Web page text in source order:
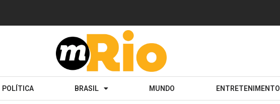
POLÍTICA BRASIL MUNDO ENTRETENIMENTO